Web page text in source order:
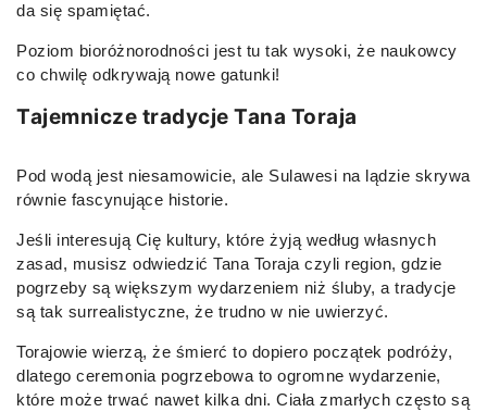
da się spamiętać.
Poziom bioróżnorodności jest tu tak wysoki, że naukowcy
co chwilę odkrywają nowe gatunki!
Tajemnicze tradycje Tana Toraja
Pod wodą jest niesamowicie, ale Sulawesi na lądzie skrywa
równie fascynujące historie.
Jeśli interesują Cię kultury, które żyją według własnych
zasad, musisz odwiedzić Tana Toraja czyli region, gdzie
pogrzeby są większym wydarzeniem niż śluby, a tradycje
są tak surrealistyczne, że trudno w nie uwierzyć.
Torajowie wierzą, że śmierć to dopiero początek podróży,
dlatego ceremonia pogrzebowa to ogromne wydarzenie,
które może trwać nawet kilka dni. Ciała zmarłych często są